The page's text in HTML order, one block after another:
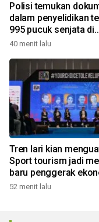
Polisi temukan
dalam penyelidikan
995 pucuk senjata di
sekolah
40 menit lalu
Tren lari kian
Sport tourism jadi
baru penggerak
52 menit lalu